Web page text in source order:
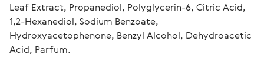
Leaf Extract, Propanediol, Polyglycerin-6, Citric Acid,
1,2-Hexanediol, Sodium Benzoate,
Hydroxyacetophenone, Benzyl Alcohol, Dehydroacetic
Acid, Parfum.